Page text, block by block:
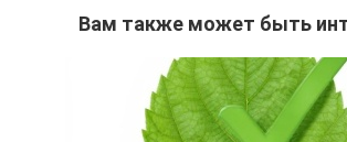
Вам также может быть